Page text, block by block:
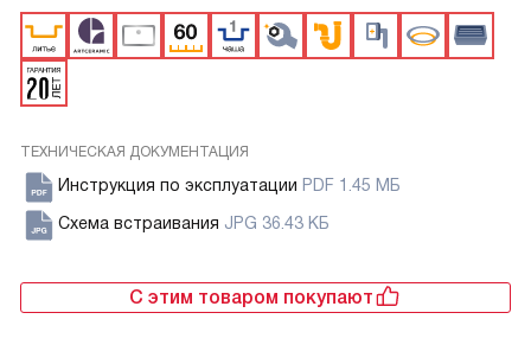
ТЕХНИЧЕСКАЯ ДОКУМЕНТАЦИЯ
Инструкция по эксплуатации PDF 1.45 МБ
Схема встраивания JPG 36.43 КБ
С этим товаром покупают